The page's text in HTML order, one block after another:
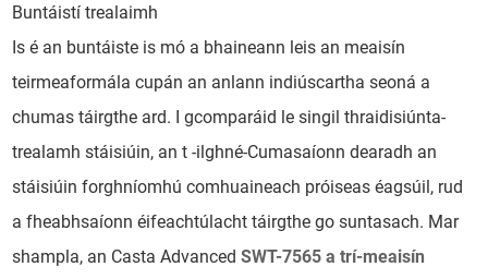
Buntáistí trealaimh
Is é an buntáiste is mó a bhaineann leis an meaisín
teirmeaformála cupán an anlann indiúscartha seoná a
chumas táirgthe ard. I gcomparáid le singil thraidisiúnta-
trealamh stáisiúin, an t -ilghné-Cumasaíonn dearadh an
stáisiúin forghníomhú comhuaineach próiseas éagsúil, rud
a fheabhsaíonn éifeachtúlacht táirgthe go suntasach. Mar
shampla, an Casta AdvancedSWT-7565 a trí-meaisín